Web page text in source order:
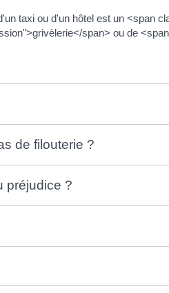
taxi ou d'un hôtel est un <span
span> ou de <span
de filouterie ?
préjudice ?